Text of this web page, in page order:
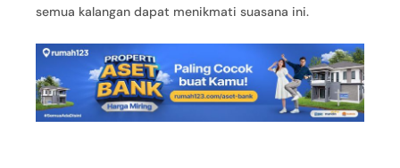
semua kalangan dapat menikmati suasana ini.